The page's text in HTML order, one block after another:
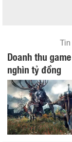
Doanh thu
nghìn tỷ đồng